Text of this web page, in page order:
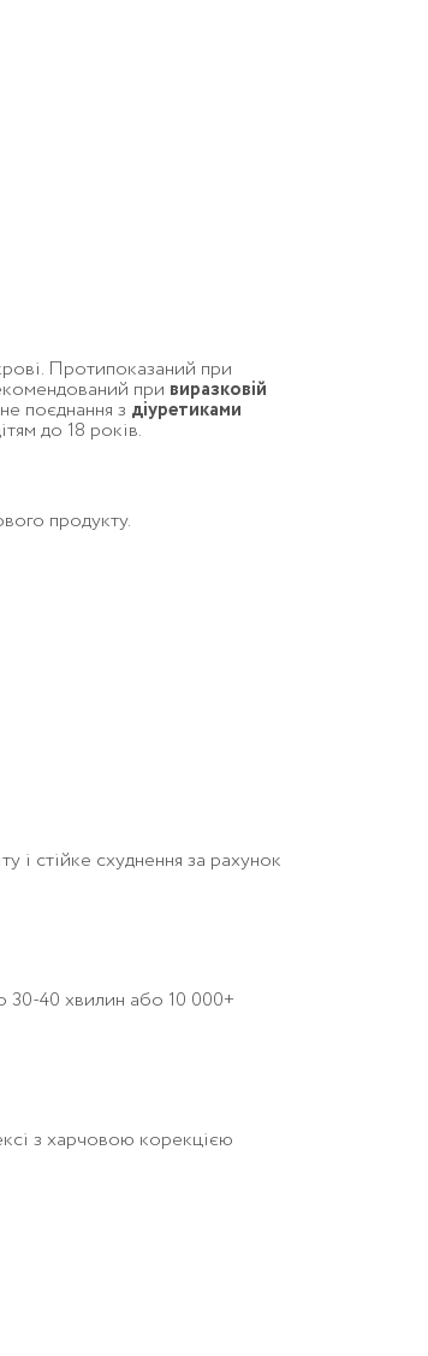
Протипоказаний при
при виразковій
поєднання з діуретиками
до 18 років.
продукту.
і стійке схуднення за рахунок
30-40 хвилин або 10 000+
з харчовою корекцією